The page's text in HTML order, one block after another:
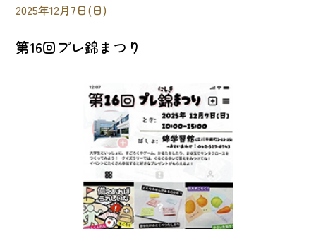
2025年12月7日(日)
第16回プレ錦まつり